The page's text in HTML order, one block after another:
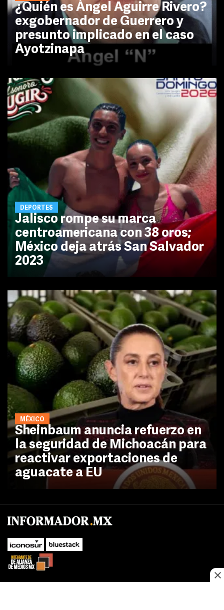
¿Quién es Ángel Aguirre Rivero?
exgobernador de Guerrero y
presunto implicado en el caso
Ayotzinapa
DEPORTES
Jalisco rompe su marca
centroamericana con 38 oros;
México deja atrás San Salvador
2023
MÉXICO
Sheinbaum anuncia refuerzo en
la seguridad de Michoacán para
reactivar exportaciones de
aguacate a EU